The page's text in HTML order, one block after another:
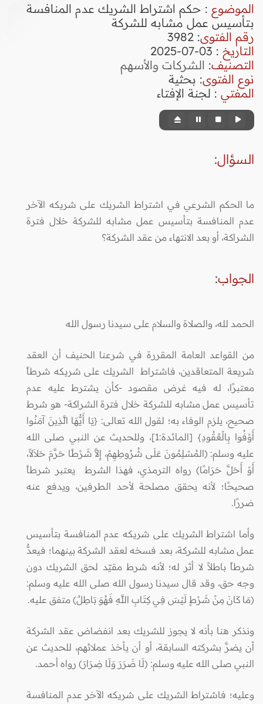
الموضوع : حكم اشتراط الشريك عدم المنافسة
بتأسيس عمل مشابه للشركة
رقم الفتوى:
3982
التاريخ : 03-07-2025
التصنيف: الشركات والأسهم
نوع الفتوى: بحثية
المفتي : لجنة الإفتاء
السؤال:
ما الحكم الشرعي في اشتراط الشريك على شريكه الآخر
عدم المنافسة بتأسيس عمل مشابه للشركة خلال فترة
الشراكة، أو بعد الانتهاء من عقد الشركة؟
الجواب:
الحمد لله، والصلاة والسلام على سيدنا رسول الله
من القواعد العامة المقررة في شرعنا الحنيف أن العقد
شريعة المتعاقدين، فاشتراط الشريك على شريكه شرطاً
معتبرًا، له فيه غرض مقصود -كأن يشترط عليه عدم
تأسيس عمل مشابه للشركة خلال فترة الشراكة- هو شرط
صحيح، يلزم الوفاء به؛ لقول الله تعالى: {يَا أَيُّهَا الَّذِينَ آمَنُوا
أَوْفُوا بِالْعُقُودِ} [المائدة:1]، وللحديث عن النبي صلى الله
عليه وسلم: (المُسْلِمُونَ عَلَى شُرُوطِهِمْ، إِلاَّ شَرْطًا حَرَّمَ حَلاَلاً،
أَوْ أَحَلَّ حَرَامًا) رواه الترمذي، فهذا الشرط يعتبر شرطاً
صحيحًا؛ لأنه يحقق مصلحة لأحد الطرفين، ويدفع عنه
ضررًا.
وأما اشتراط الشريك على شريكه عدم المنافسة بتأسيس
عمل مشابه للشركة، بعد فسخه لعقد الشركة بينهما؛ فيعدُّ
شرطاً باطلاً لا أثر له؛ لأنه شرط مقيّد لحق الشريك دون
وجه حق، وقد قال سيدنا رسول الله صلى الله عليه وسلم:
(مَا كَانَ مِنْ شَرْطٍ لَيْسَ فِي كِتَابِ اللَّهِ فَهُوَ بَاطِلٌ) متفق عليه.
ونذكر هنا بأنه لا يجوز للشريك بعد انفضاض عقد الشركة
أن يضرَّ بشركته السابقة، أو أن يأخذ عملائهم، للحديث عن
النبي صلى الله عليه وسلم: (لَا ضَرَرَ وَلَا ضِرَارَ) رواه أحمد.
وعليه؛ فاشتراط الشريك على شريكه الآخر عدم المنافسة